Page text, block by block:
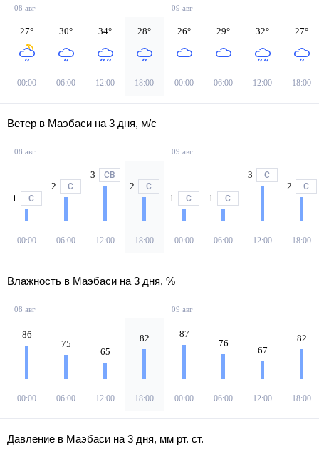
08 авг
27°
00:00
30°
06:00
34°
12:00
28°
18:00
09 авг
26°
00:00
29°
06:00
32°
12:00
27°
18:00
Ветер в Маэбаси на 3 дня, м/с
08 авг
1 С
00:00
2 С
06:00
3 СВ
12:00
2 С
18:00
09 авг
1 С
00:00
1 С
06:00
3 С
12:00
2 С
18:00
Влажность в Маэбаси на 3 дня, %
08 авг
86
00:00
75
06:00
65
12:00
82
18:00
09 авг
87
00:00
76
06:00
67
12:00
82
18:00
Давление в Маэбаси на 3 дня, мм рт. ст.